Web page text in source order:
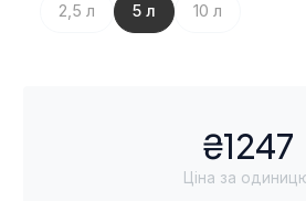
2,5 л 5 л 10 л
₴1247
Ціна за